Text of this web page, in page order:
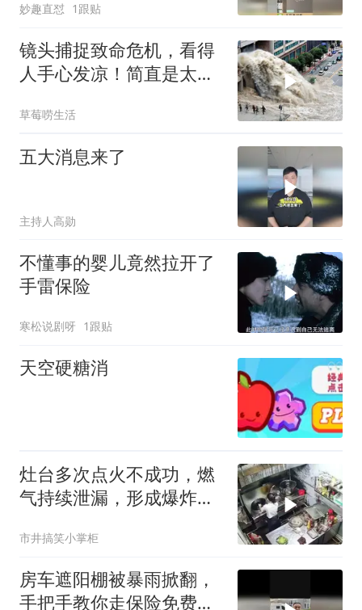
妙趣直怼 1跟贴
镜头捕捉致命危机，看得
人手心发凉！简直是太恐
草莓唠生活
五大消息来了
主持人高勋
不懂事的婴儿竟然拉开了
手雷保险
寒松说剧呀 1跟贴
天空硬糖消
灶台多次点火不成功，燃
气持续泄漏，形成爆炸混
全生产警示教育
市井搞笑小掌柜
房车遮阳棚被暴雨掀翻，
手把手教你走保险免费换